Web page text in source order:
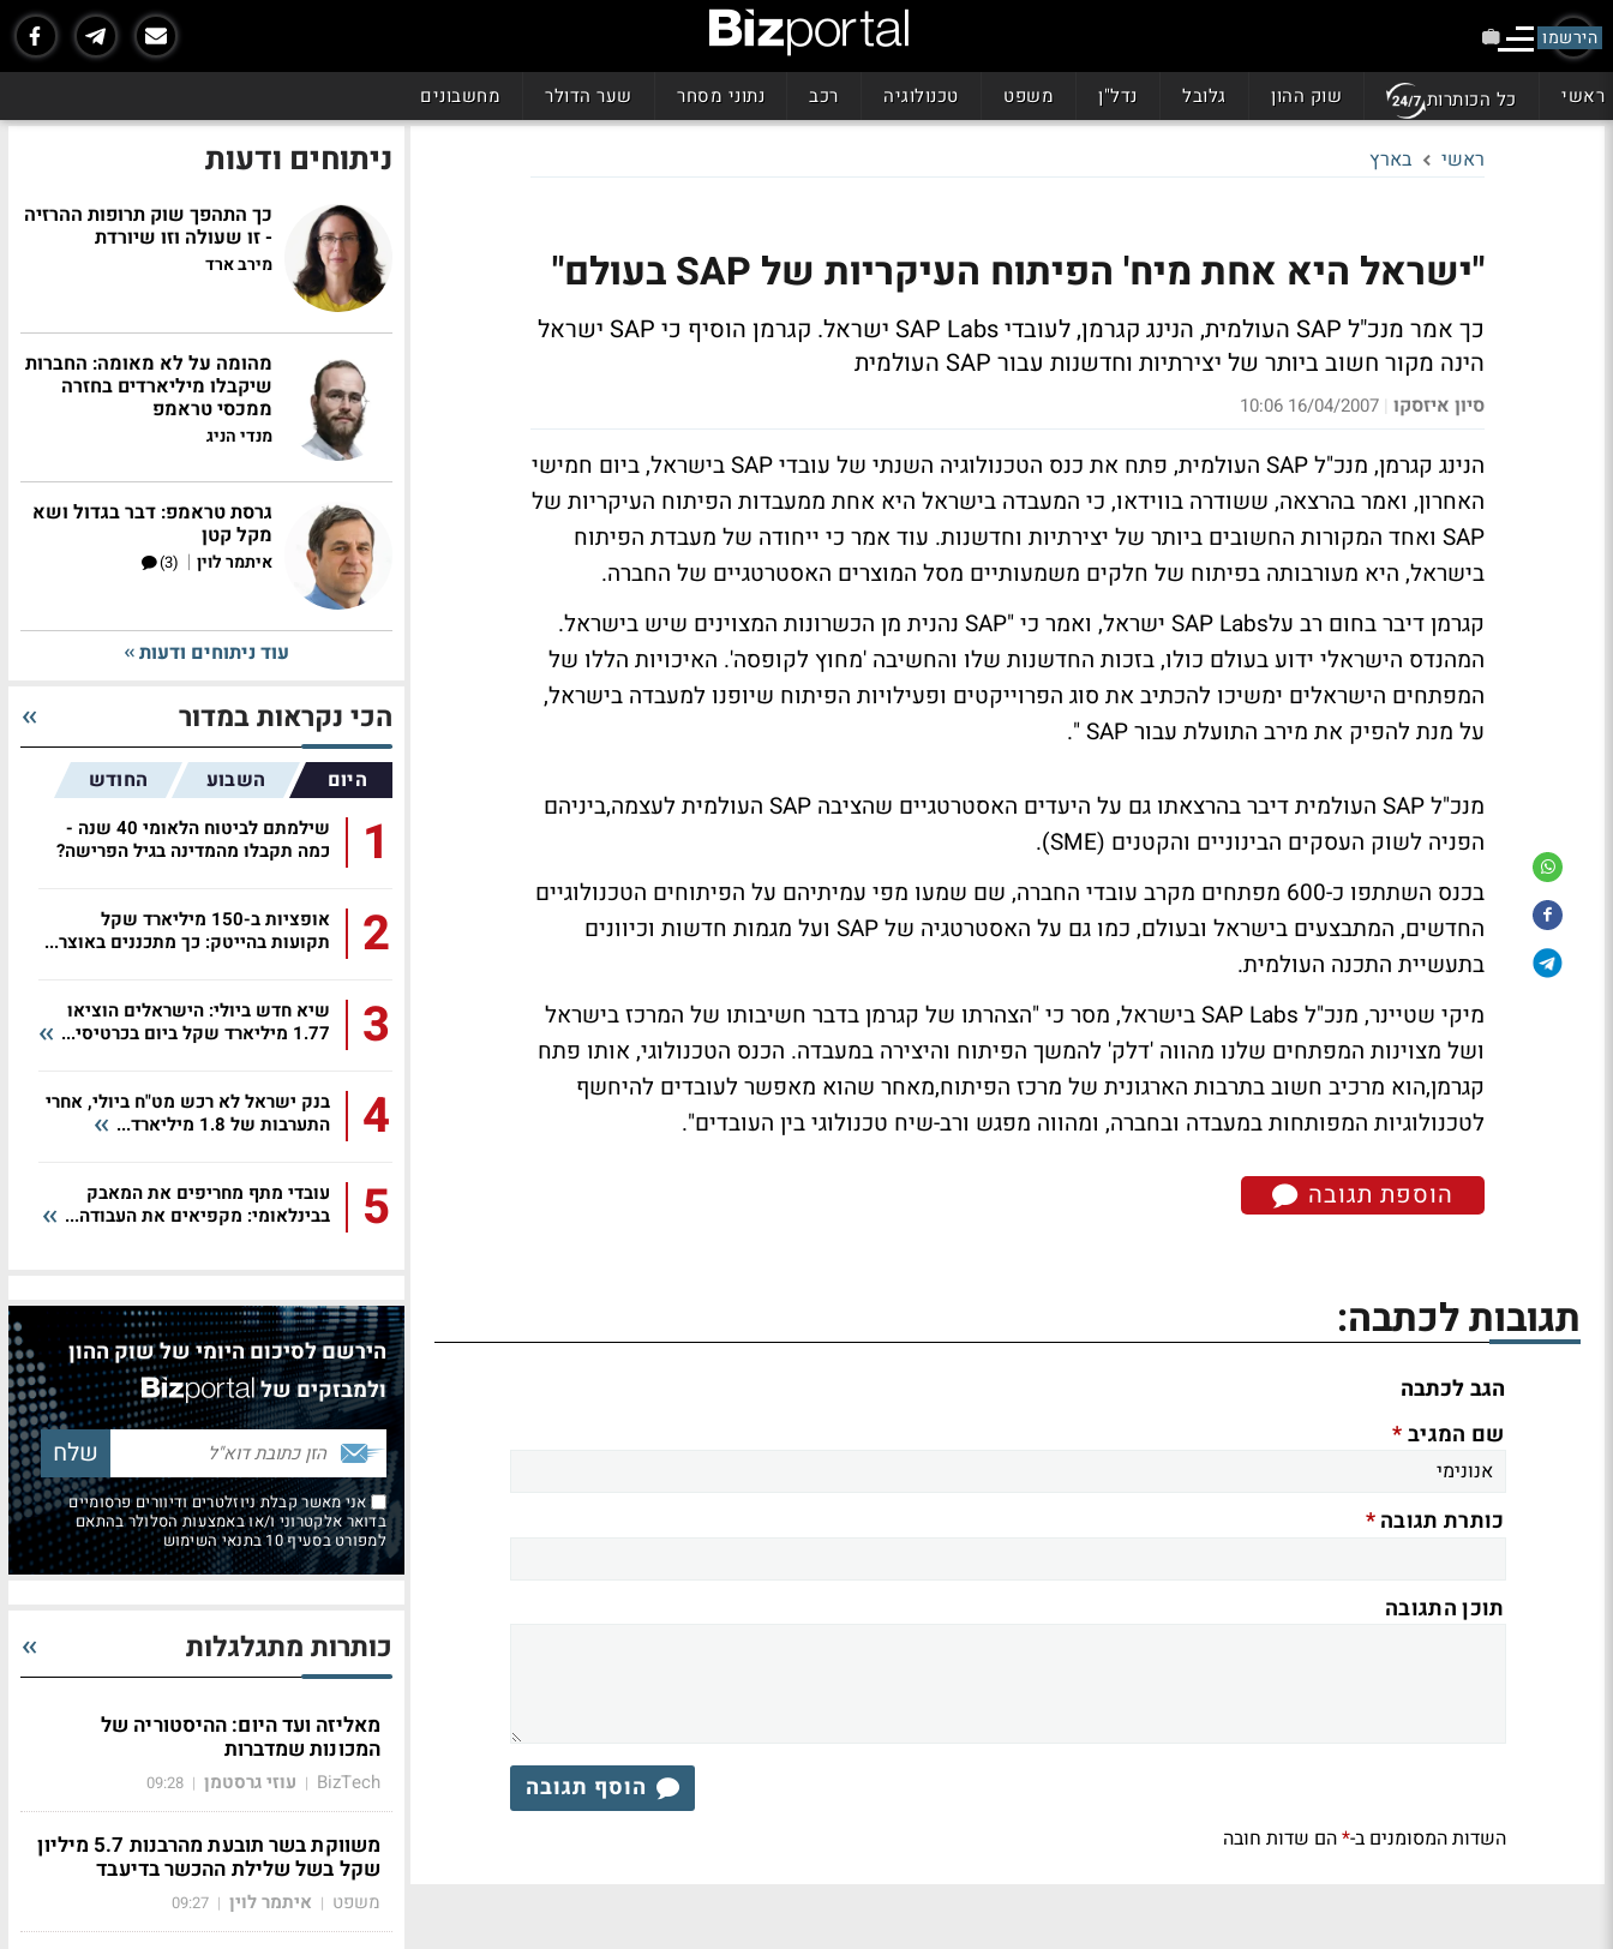
הירשמו
ראשי כל הכותרות שוק ההון גלובל נדל"ן משפט טכנולוגיה רכב נתוני מסחר שער הדולר מחשבונים
ראשי בארץ
"ישראל היא אחת מיח' הפיתוח העיקריות של SAP בעולם"
כך אמר מנכ"ל SAP העולמית, הנינג קגרמן, לעובדי SAP Labs ישראל. קגרמן הוסיף כי SAP ישראל
הינה מקור חשוב ביותר של יצירתיות וחדשנות עבור SAP העולמית
סיון איזסקו |
16/04/2007 10:06
הנינג קגרמן, מנכ"ל SAP העולמית, פתח את כנס הטכנולוגיה השנתי של עובדי SAP בישראל, ביום חמישי
האחרון, ואמר בהרצאה, ששודרה בווידאו, כי המעבדה בישראל היא אחת ממעבדות הפיתוח העיקריות של
SAP ואחד המקורות החשובים ביותר של יצירתיות וחדשנות. עוד אמר כי ייחודה של מעבדת הפיתוח
בישראל, היא מעורבותה בפיתוח של חלקים משמעותיים מסל המוצרים האסטרטגיים של החברה.
קגרמן דיבר בחום רב עלSAP Labs ישראל, ואמר כי "SAP נהנית מן הכשרונות המצוינים שיש בישראל.
המהנדס הישראלי ידוע בעולם כולו, בזכות החדשנות שלו והחשיבה 'מחוץ לקופסה'. האיכויות הללו של
המפתחים הישראלים ימשיכו להכתיב את סוג הפרוייקטים ופעילויות הפיתוח שיופנו למעבדה בישראל,
על מנת להפיק את מירב התועלת עבור SAP ".
מנכ"ל SAP העולמית דיבר בהרצאתו גם על היעדים האסטרטגיים שהציבה SAP העולמית לעצמה,ביניהם
הפניה לשוק העסקים הבינוניים והקטנים (SME).
בכנס השתתפו כ-600 מפתחים מקרב עובדי החברה, שם שמעו מפי עמיתיהם על הפיתוחים הטכנולוגיים
החדשים, המתבצעים בישראל ובעולם, כמו גם על האסטרטגיה של SAP ועל מגמות חדשות וכיוונים
בתעשיית התכנה העולמית.
מיקי שטיינר, מנכ"ל SAP Labs בישראל, מסר כי "הצהרתו של קגרמן בדבר חשיבותו של המרכז בישראל
ושל מצוינות המפתחים שלנו מהווה 'דלק' להמשך הפיתוח והיצירה במעבדה. הכנס הטכנולוגי, אותו פתח
קגרמן,הוא מרכיב חשוב בתרבות הארגונית של מרכז הפיתוח,מאחר שהוא מאפשר לעובדים להיחשף
לטכנולוגיות המפותחות במעבדה ובחברה, ומהווה מפגש ורב-שיח טכנולוגי בין העובדים".
הוספת תגובה
תגובות לכתבה:
הגב לכתבה
שם המגיב*
כותרת תגובה*
תוכן התגובה
הוסף תגובה
השדות המסומנים ב-*הם שדות חובה
ניתוחים ודעות
כך התהפך שוק תרופות ההרזיה
- זו שעולה וזו שיורדת
מירב ארד
מהומה על לא מאומה: החברות
שיקבלו מיליארדים בחזרה
ממכסי טראמפ
מנדי הניג
גרסת טראמפ: דבר בגדול ושא
מקל קטן
איתמר לוין |
(3)
עוד ניתוחים ודעות
הכי נקראות במדור
היום השבוע החודש
1
שילמתם לביטוח הלאומי 40 שנה -
כמה תקבלו מהמדינה בגיל הפרישה?
2
אופציות ב-150 מיליארד שקל
תקועות בהייטק: כך מתכננים באוצר...
3
שיא חדש ביולי: הישראלים הוציאו
1.77 מיליארד שקל ביום בכרטיסי...
4
בנק ישראל לא רכש מט"ח ביולי, אחרי
התערבות של 1.8 מיליארד...
5
עובדי מתף מחריפים את המאבק
בבינלאומי: מקפיאים את העבודה...
הירשם לסיכום היומי של שוק ההון
ולמבזקים של
אני מאשר קבלת ניוזלטרים ודיוורים פרסומיים
בדואר אלקטרוני ו/או באמצעות הסלולר בהתאם
למפורט בסעיף 10 בתנאי השימוש
כותרות מתגלגלות
מאליזה ועד היום: ההיסטוריה של
המכונות שמדברות
BizTech
| עוזי גרסטמן |
09:28
משווקת בשר תובעת מהרבנות 5.7 מיליון
שקל בשל שלילת ההכשר בדיעבד
משפט | איתמר לוין |
09:27